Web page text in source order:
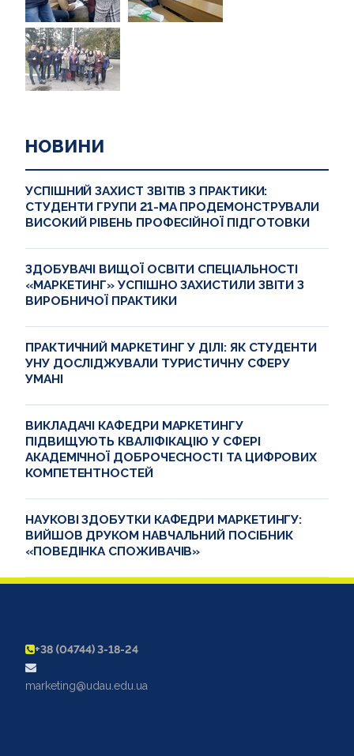
НОВИНИ
УСПІШНИЙ ЗАХИСТ ЗВІТІВ З ПРАКТИКИ:
СТУДЕНТИ ГРУПИ 21-МА ПРОДЕМОНСТРУВАЛИ
ВИСОКИЙ РІВЕНЬ ПРОФЕСІЙНОЇ ПІДГОТОВКИ
ЗДОБУВАЧІ ВИЩОЇ ОСВІТИ СПЕЦІАЛЬНОСТІ
«МАРКЕТИНГ» УСПІШНО ЗАХИСТИЛИ ЗВІТИ З
ВИРОБНИЧОЇ ПРАКТИКИ
ПРАКТИЧНИЙ МАРКЕТИНГ У ДІЛІ: ЯК СТУДЕНТИ
УНУ ДОСЛІДЖУВАЛИ ТУРИСТИЧНУ СФЕРУ
УМАНІ
ВИКЛАДАЧІ КАФЕДРИ МАРКЕТИНГУ
ПІДВИЩУЮТЬ КВАЛІФІКАЦІЮ У СФЕРІ
АКАДЕМІЧНОЇ ДОБРОЧЕСНОСТІ ТА ЦИФРОВИХ
КОМПЕТЕНТНОСТЕЙ
НАУКОВІ ЗДОБУТКИ КАФЕДРИ МАРКЕТИНГУ:
ВИЙШОВ ДРУКОМ НАВЧАЛЬНИЙ ПОСІБНИК
«ПОВЕДІНКА СПОЖИВАЧІВ»
+38 (04744) 3-18-24
marketing@udau.edu.ua